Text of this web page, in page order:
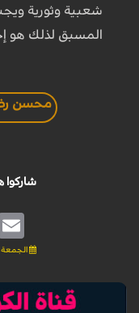
شعبية وثورية
المسبق لذلك هو
محسن
شاركوا
الجمعة 1 إبريل 2022 - 11:44 بتوقيت غرينتش